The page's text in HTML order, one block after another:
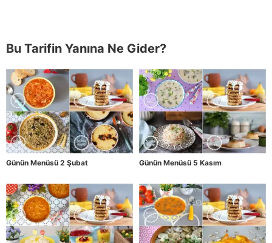
Bu Tarifin Yanına Ne Gider?
Günün Menüsü 2 Şubat Günün Menüsü 5 Kasım